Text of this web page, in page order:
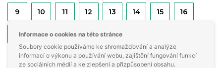
9 10 11 12 13 14 15 16
17 18
Zobrazeny výsledky 1 až 18 z 324
Informace o cookies na této stránce
Soubory cookie používáme ke shromažďování a analýze
informací o výkonu a používání webu, zajištění fungování funkcí
ze sociálních médií a ke zlepšení a přizpůsobení obsahu.